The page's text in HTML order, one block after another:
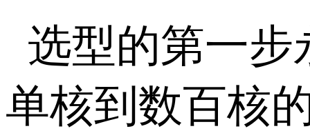
选型的第一步
单核到数百核